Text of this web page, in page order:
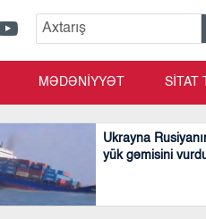
MƏDƏNİYYƏT SİTAT
Ukrayna
yük gəmisini